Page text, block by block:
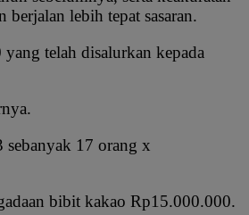
lebih tepat sasaran.
telah disalurkan kepada
17 orang x
bibit kakao Rp15.000.000.